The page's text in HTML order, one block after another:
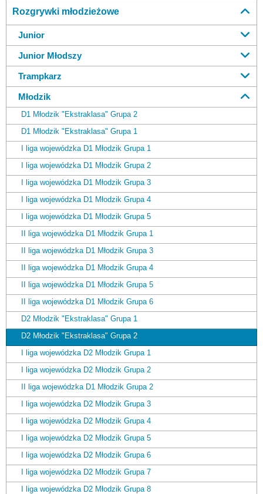
Rozgrywki młodzieżowe
Junior
Junior Młodszy
Trampkarz
Młodzik
D1 Młodzik "Ekstraklasa" Grupa 2
D1 Młodzik "Ekstraklasa" Grupa 1
I liga wojewódzka D1 Młodzik Grupa 1
I liga wojewódzka D1 Młodzik Grupa 2
I liga wojewódzka D1 Młodzik Grupa 3
I liga wojewódzka D1 Młodzik Grupa 4
I liga wojewódzka D1 Młodzik Grupa 5
II liga wojewódzka D1 Młodzik Grupa 1
II liga wojewódzka D1 Młodzik Grupa 3
II liga wojewódzka D1 Młodzik Grupa 4
II liga wojewódzka D1 Młodzik Grupa 5
II liga wojewódzka D1 Młodzik Grupa 6
D2 Młodzik "Ekstraklasa" Grupa 1
D2 Młodzik "Ekstraklasa" Grupa 2
I liga wojewódzka D2 Młodzik Grupa 1
I liga wojewódzka D2 Młodzik Grupa 2
II liga wojewódzka D1 Młodzik Grupa 2
I liga wojewódzka D2 Młodzik Grupa 3
I liga wojewódzka D2 Młodzik Grupa 4
I liga wojewódzka D2 Młodzik Grupa 5
I liga wojewódzka D2 Młodzik Grupa 6
I liga wojewódzka D2 Młodzik Grupa 7
I liga wojewódzka D2 Młodzik Grupa 8